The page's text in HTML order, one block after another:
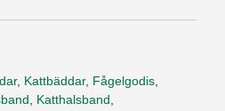
, Kattbäddar, Fågelgodis
Katthalsband